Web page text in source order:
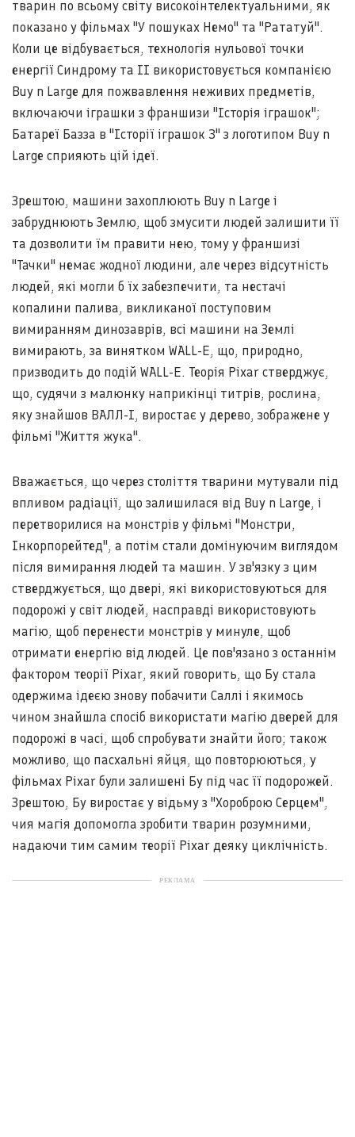
тварин по всьому світу високоінтелектуальними, як
показано у фільмах "У пошуках Немо" та "Рататуй".
Коли це відбувається, технологія нульової точки
енергії Синдрому та ІІ використовується компанією
Buy n Large для пожвавлення неживих предметів,
включаючи іграшки з франшизи "Історія іграшок";
Батареї Базза в "Історії іграшок 3" з логотипом Buy n
Large сприяють цій ідеї.
Зрештою, машини захоплюють Buy n Large і
забруднюють Землю, щоб змусити людей залишити її
та дозволити їм правити нею, тому у франшизі
"Тачки" немає жодної людини, але через відсутність
людей, які могли б їх забезпечити, та нестачі
копалини палива, викликаної поступовим
вимиранням динозаврів, всі машини на Землі
вимирають, за винятком WALL-E, що, природно,
призводить до подій WALL-E. Теорія Pixar стверджує,
що, судячи з малюнку наприкінці титрів, рослина,
яку знайшов ВАЛЛ-І, виростає у дерево, зображене у
фільмі "Життя жука".
Вважається, що через століття тварини мутували під
впливом радіації, що залишилася від Buy n Large, і
перетворилися на монстрів у фільмі "Монстри,
Інкорпорейтед", а потім стали домінуючим виглядом
після вимирання людей та машин. У зв'язку з цим
стверджується, що двері, які використовуються для
подорожі у світ людей, насправді використовують
магію, щоб перенести монстрів у минуле, щоб
отримати енергію від людей. Це пов'язано з останнім
фактором теорії Pixar, який говорить, що Бу стала
одержима ідеєю знову побачити Саллі і якимось
чином знайшла спосіб використати магію дверей для
подорожі в часі, щоб спробувати знайти його; також
можливо, що пасхальні яйця, що повторюються, у
фільмах Pixar були залишені Бу під час її подорожей.
Зрештою, Бу виростає у відьму з "Хороброю Серцем",
чия магія допомогла зробити тварин розумними,
надаючи тим самим теорії Pixar деяку циклічність.
РЕКЛАМА